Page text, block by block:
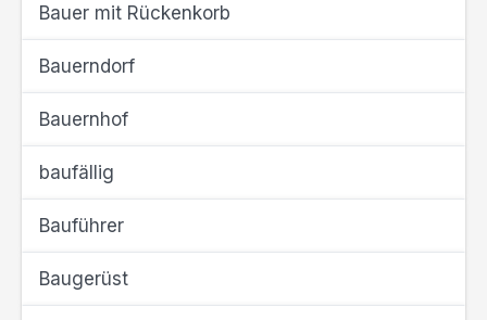
Bauer mit Rückenkorb
Bauerndorf
Bauernhof
baufällig
Bauführer
Baugerüst